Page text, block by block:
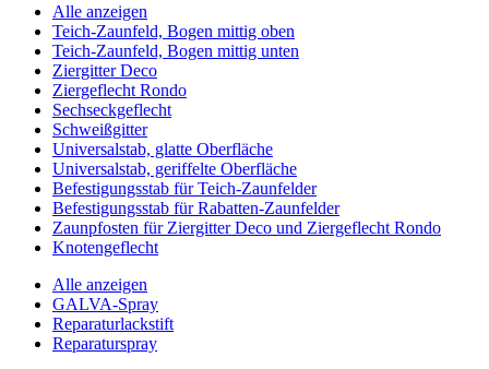
Alle anzeigen
Teich-Zaunfeld, Bogen mittig oben
Teich-Zaunfeld, Bogen mittig unten
Ziergitter Deco
Ziergeflecht Rondo
Sechseckgeflecht
Schweißgitter
Universalstab, glatte Oberfläche
Universalstab, geriffelte Oberfläche
Befestigungsstab für Teich-Zaunfelder
Befestigungsstab für Rabatten-Zaunfelder
Zaunpfosten für Ziergitter Deco und Ziergeflecht Rondo
Knotengeflecht
Alle anzeigen
GALVA-Spray
Reparaturlackstift
Reparaturspray